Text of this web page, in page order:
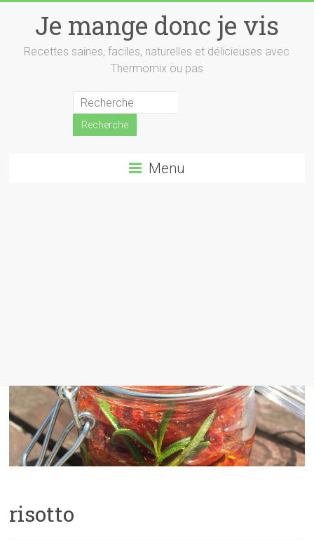
contentJe mange donc je vis
Recettes saines, faciles, naturelles et délicieuses avec
Thermomix ou pas
Menu
risotto